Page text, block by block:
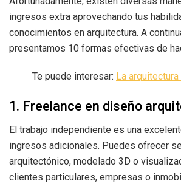
ingresos extra aprovechando tus
conocimientos en arquitectura. A
presentamos 10 formas efectivas de
Te puede interesar: La
1. Freelance en diseño
El trabajo independiente es una
ingresos adicionales. Puedes ofrecer
arquitectónico, modelado 3D o
clientes particulares, empresas o